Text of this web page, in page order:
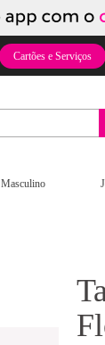
Cartões e Serviços
Masculino